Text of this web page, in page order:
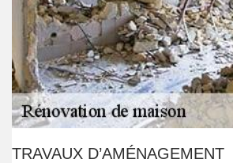
TRAVAUX D’AMÉNAGEMENT